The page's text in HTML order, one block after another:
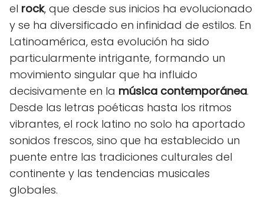
el rock, que desde sus inicios ha evolucionado
y se ha diversificado en infinidad de estilos. En
Latinoamérica, esta evolución ha sido
particularmente intrigante, formando un
movimiento singular que ha influido
decisivamente en la música contemporánea.
Desde las letras poéticas hasta los ritmos
vibrantes, el rock latino no solo ha aportado
sonidos frescos, sino que ha establecido un
puente entre las tradiciones culturales del
continente y las tendencias musicales
globales.